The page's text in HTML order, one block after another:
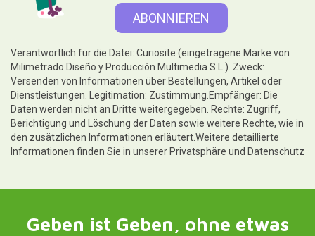
Verantwortlich für die Datei: Curiosite (eingetragene Marke von
Milimetrado Diseño y Producción Multimedia S.L.). Zweck:
Versenden von Informationen über Bestellungen, Artikel oder
Dienstleistungen. Legitimation: Zustimmung.Empfänger: Die
Daten werden nicht an Dritte weitergegeben. Rechte: Zugriff,
Berichtigung und Löschung der Daten sowie weitere Rechte, wie in
den zusätzlichen Informationen erläutert.Weitere detaillierte
Informationen finden Sie in unserer Privatsphäre und Datenschutz
Geben ist Geben, ohne etwas